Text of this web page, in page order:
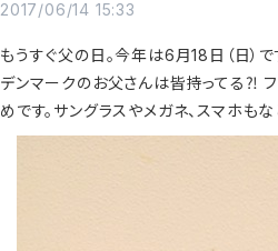
2017/06/14 15:33
もうすぐ父の日。今年は6月18日（日）で
デンマークのお父さんは皆持ってる⁈ フ
めです。サングラスやメガネ、スマホも